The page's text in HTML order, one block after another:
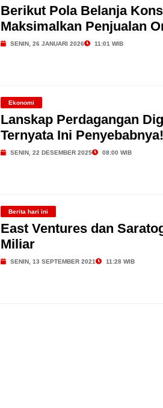
Berikut Pola Belanja
Maksimalkan Penjualan
SENIN, 26 JANUARI 2026 11:01 WIB
Ekonomi
Lanskap Perdagangan
Ternyata Ini Penyebabnya!
SENIN, 22 DESEMBER 2025 08:00 WIB
Berita hari ini
East Ventures dan
Miliar
SENIN, 13 SEPTEMBER 2021 11:28 WIB